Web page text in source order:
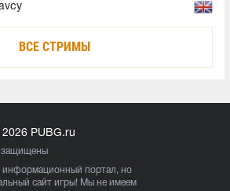
ВСЕ СТРИМЫ
PUBG.ru
защищены
информационный портал, но
сайт игры! Мы не имеем